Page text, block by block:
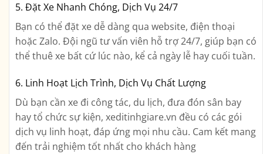
5. Đặt Xe Nhanh Chóng, Dịch Vụ 24/7
Bạn có thể đặt xe dễ dàng qua website, điện thoại
hoặc Zalo. Đội ngũ tư vấn viên hỗ trợ 24/7, giúp bạn có
thể thuê xe bất cứ lúc nào, kể cả ngày lễ hay cuối tuần.
6. Linh Hoạt Lịch Trình, Dịch Vụ Chất Lượng
Dù bạn cần xe đi công tác, du lịch, đưa đón sân bay
hay tổ chức sự kiện, xeditinhgiare.vn đều có các gói
dịch vụ linh hoạt, đáp ứng mọi nhu cầu. Cam kết mang
đến trải nghiệm tốt nhất cho khách hàng